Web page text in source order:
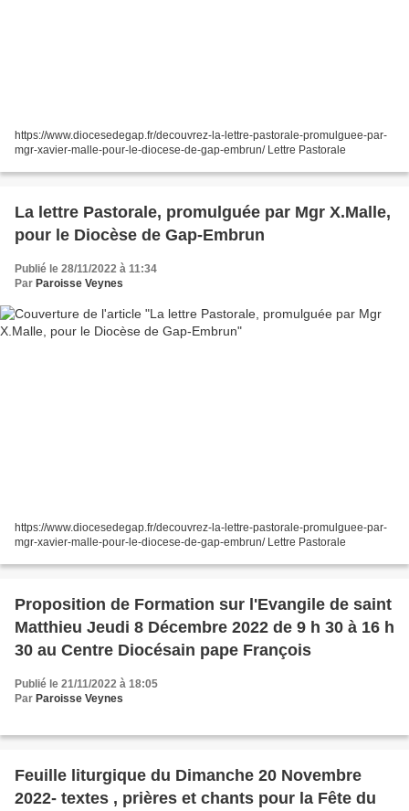
https://www.diocesedegap.fr/decouvrez-la-lettre-pastorale-promulguee-par-
mgr-xavier-malle-pour-le-diocese-de-gap-embrun/ Lettre Pastorale
La lettre Pastorale, promulguée par Mgr X.Malle,
pour le Diocèse de Gap-Embrun
Publié le 28/11/2022 à 11:34
Par Paroisse Veynes
https://www.diocesedegap.fr/decouvrez-la-lettre-pastorale-promulguee-par-
mgr-xavier-malle-pour-le-diocese-de-gap-embrun/ Lettre Pastorale
Proposition de Formation sur l'Evangile de saint
Matthieu Jeudi 8 Décembre 2022 de 9 h 30 à 16 h
30 au Centre Diocésain pape François
Publié le 21/11/2022 à 18:05
Par Paroisse Veynes
Feuille liturgique du Dimanche 20 Novembre
2022- textes , prières et chants pour la Fête du